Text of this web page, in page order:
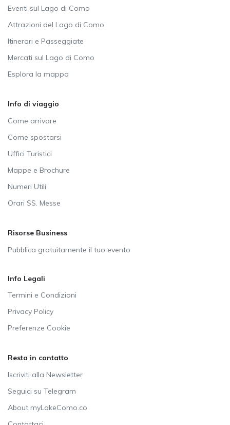
Eventi sul Lago di Como
Attrazioni del Lago di Como
Itinerari e Passeggiate
Mercati sul Lago di Como
Esplora la mappa
Info di viaggio
Come arrivare
Come spostarsi
Uffici Turistici
Mappe e Brochure
Numeri Utili
Orari SS. Messe
Risorse Business
Pubblica gratuitamente il tuo evento
Info Legali
Termini e Condizioni
Privacy Policy
Preferenze Cookie
Resta in contatto
Iscriviti alla Newsletter
Seguici su Telegram
About myLakeComo.co